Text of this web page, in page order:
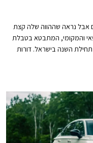
אבל נראה שההווה שלה קצת
והמקומי, המתבטא בטבלת
בלבד מאז תחילת השנה בישראל. דורות
הפך קיצוני מדי
למסע קצר בנבכי שושלת הונדה סיוויק מהדור הראשון ועד לדור החדש וה- 11
וחזרה אל ערכי המותג